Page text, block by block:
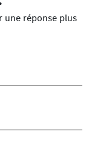
une réponse plus